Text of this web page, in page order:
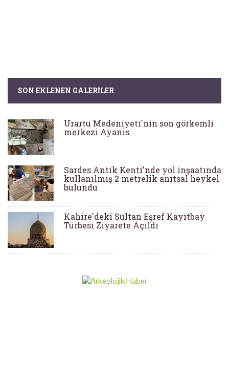
SON EKLENEN GALERILER
Urartu Medeniyeti'nin son görkemli
merkezi Ayanis
Sardes Antik Kenti'nde yol inşaatında
kullanılmış 2 metrelik anıtsal heykel
bulundu
Kahire'deki Sultan Eşref Kayıtbay
Türbesi Ziyarete Açıldı